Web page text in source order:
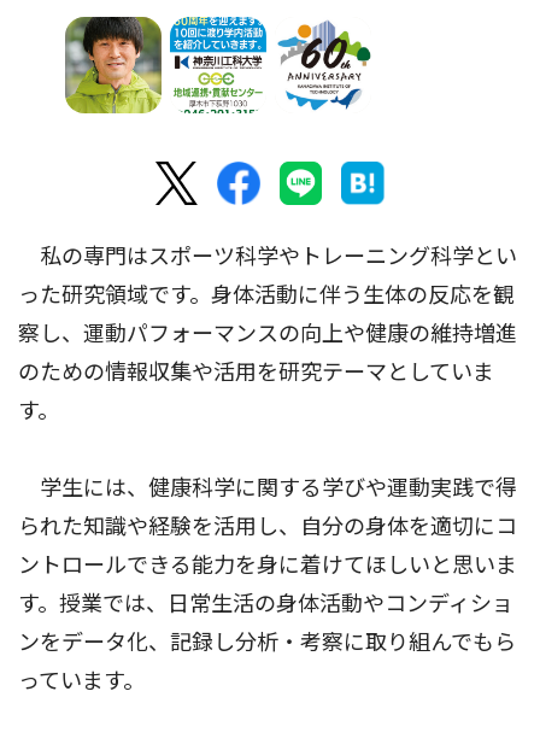
私の専門はスポーツ科学やトレーニング科学とい
った研究領域です。身体活動に伴う生体の反応を観
察し、運動パフォーマンスの向上や健康の維持増進
のための情報収集や活用を研究テーマとしていま
す。
学生には、健康科学に関する学びや運動実践で得
られた知識や経験を活用し、自分の身体を適切にコ
ントロールできる能力を身に着けてほしいと思いま
す。授業では、日常生活の身体活動やコンディショ
ンをデータ化、記録し分析・考察に取り組んでもら
っています。